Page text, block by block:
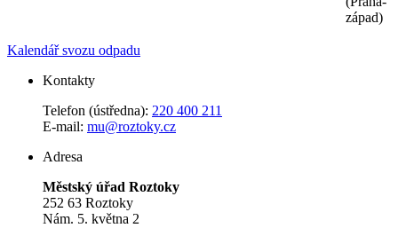
západ)
Kalendář svozu odpadu
Kontakty
Telefon (ústředna): 220 400 211
E-mail: mu@roztoky.cz
Adresa
Městský úřad Roztoky
252 63 Roztoky
Nám. 5. května 2